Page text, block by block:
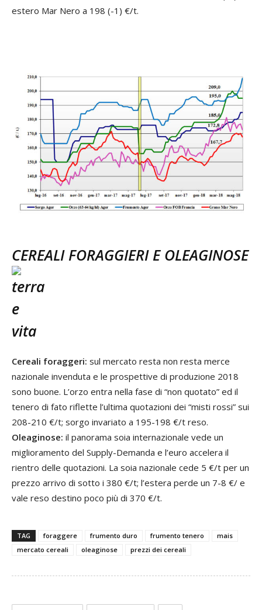
estero Mar Nero a 198 (-1) €/t.
CEREALI FORAGGIERI E OLEAGINOSE
Cereali foraggeri: sul mercato resta non resta merce
nazionale invenduta e le prospettive di produzione 2018
sono buone. L’orzo entra nella fase di “non quotato” ed il
tenero di fato riflette l’ultima quotazioni dei “misti rossi” sui
208-210 €/t; sorgo invariato a 195-198 €/t reso.
Oleaginose: il panorama soia internazionale vede un
miglioramento del Supply-Demanda e l’euro accelera il
rientro delle quotazioni. La soia nazionale cede 5 €/t per un
prezzo arrivo di sotto i 380 €/t; l’estera perde un 7-8 €/ e
vale reso destino poco più di 370 €/t.
TAG foraggere frumento duro frumento tenero
mais
mercato cereali
oleaginose prezzi dei cereali